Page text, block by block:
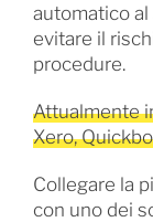
automatico
evitare il
procedure.
Attualmente
Xero,
Collegare la
con uno dei